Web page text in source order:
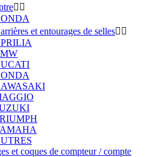
 
et entourages de selles 
et coques de compteur / compte